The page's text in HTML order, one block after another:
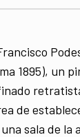
1895), un
de
sala de la